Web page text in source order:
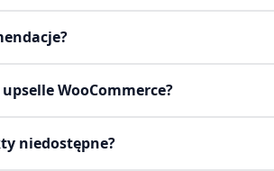
WooCommerce?
niedostępne?